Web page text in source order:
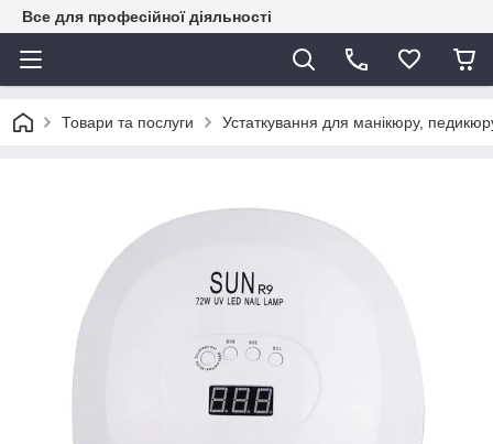
Все для професійної діяльності
Товари та послуги Устаткування для манікюру,